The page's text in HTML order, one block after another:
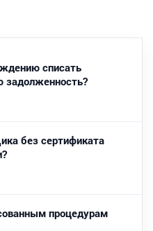
списать
задолженность?
без сертификата
процедурам